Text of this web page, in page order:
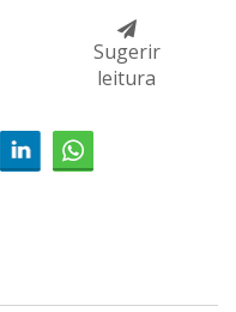
Sugerir
leitura